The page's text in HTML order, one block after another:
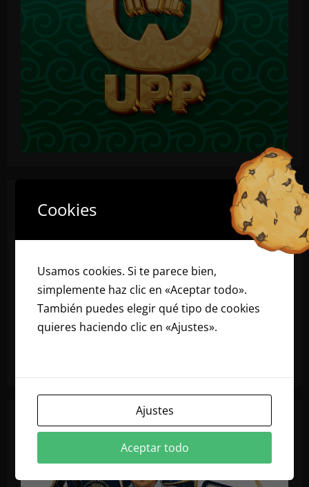
Cookies
Usamos cookies. Si te parece bien,
simplemente haz clic en «Aceptar todo».
También puedes elegir qué tipo de cookies
quieres haciendo clic en «Ajustes».
Ajustes
Aceptar todo